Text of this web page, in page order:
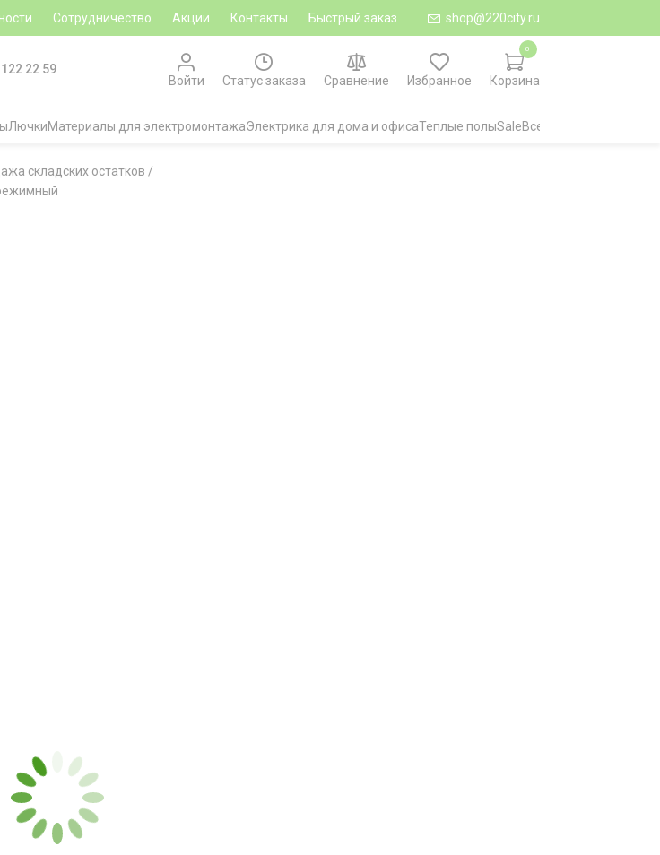
Сотрудничество Акции Контакты Быстрый заказ shop@220city.ru
22 59
Войти
Статус заказа Сравнение Избранное Корзина
0
ЛючкиМатериалы для электромонтажаЭлектрика для дома и офисаТеплые полыSaleВсе категории
складских остатков /